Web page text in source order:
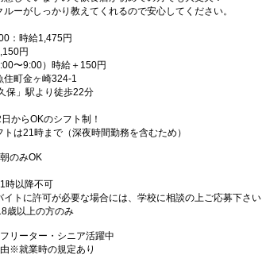
ルーがしっかり教えてくれるので安心してください。
：時給1,475円
円
〜9:00）時給＋150円
住町金ヶ崎324-1
保」駅より徒歩22分
からOKのシフト制！
は21時まで（深夜時間勤務を含むため）
のみOK
時以降不可
トに許可が必要な場合には、学校に相談の上ご応募下さい
歳以上の方のみ
リーター・シニア活躍中
※就業時の規定あり